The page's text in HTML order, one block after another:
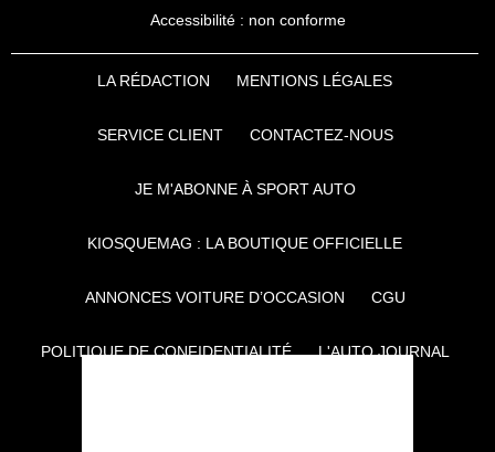
Accessibilité : non conforme
LA RÉDACTION MENTIONS LÉGALES
SERVICE CLIENT CONTACTEZ-NOUS
JE M'ABONNE À SPORT AUTO
KIOSQUEMAG : LA BOUTIQUE OFFICIELLE
ANNONCES VOITURE D’OCCASION CGU
POLITIQUE DE CONFIDENTIALITÉ L'AUTO JOURNAL